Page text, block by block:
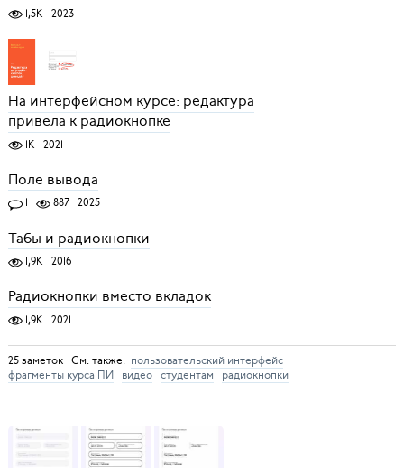
1,5K 2023
На интерфейсном курсе: редактура
привела к радиокнопке
1K 2021
Поле вывода
1 887 2025
Табы и радиокнопки
1,9K 2016
Радиокнопки вместо вкладок
1,9K 2021
25 заметок См. также: пользовательский интерфейс
фрагменты курса ПИ
видео студентам радиокнопки